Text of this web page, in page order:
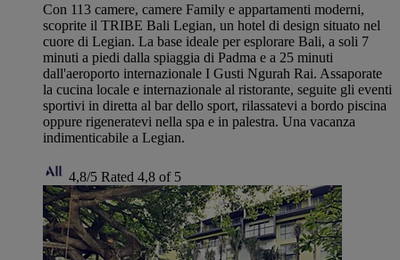
Con 113 camere, camere Family e appartamenti moderni,
scoprite il TRIBE Bali Legian, un hotel di design situato nel
cuore di Legian. La base ideale per esplorare Bali, a soli 7
minuti a piedi dalla spiaggia di Padma e a 25 minuti
dall'aeroporto internazionale I Gusti Ngurah Rai. Assaporate
la cucina locale e internazionale al ristorante, seguite gli eventi
sportivi in ​​diretta al bar dello sport, rilassatevi a bordo piscina
oppure rigeneratevi nella spa e in palestra. Una vacanza
indimenticabile a Legian.
4,8/5 Rated 4,8 of 5